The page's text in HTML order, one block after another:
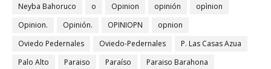
Neyba Bahoruco
o Opinion opinión
opìnion
Opinion.
Opinión. OPINIOPN
opnion
Oviedo Pedernales
Oviedo-Pedernales
P. Las Casas Azua
Palo Alto
Paraiso Paraíso
Paraiso Barahona